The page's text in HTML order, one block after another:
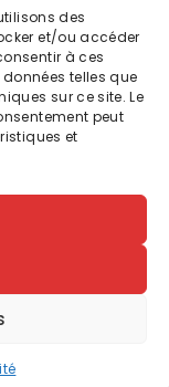
des
et/ou accéder
à ces
telles que
sur ce site. Le
peut
et
aucune